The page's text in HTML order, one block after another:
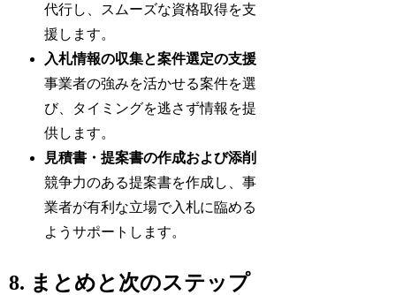
代行し、スムーズな資格取得を支
援します。
入札情報の収集と案件選定の支援
事業者の強みを活かせる案件を選
び、タイミングを逃さず情報を提
供します。
見積書・提案書の作成および添削
競争力のある提案書を作成し、事
業者が有利な立場で入札に臨める
ようサポートします。
8. まとめと次のステップ